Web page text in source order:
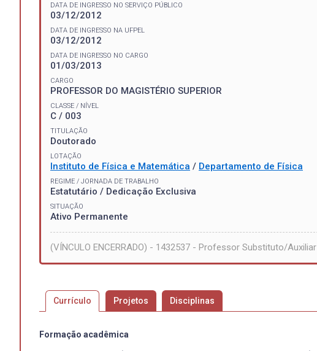
DATA DE INGRESSO NO SERVIÇO PÚBLICO
03/12/2012
DATA DE INGRESSO NA UFPEL
03/12/2012
DATA DE INGRESSO NO CARGO
01/03/2013
CARGO
PROFESSOR DO MAGISTÉRIO SUPERIOR
CLASSE / NÍVEL
C / 003
TITULAÇÃO
Doutorado
LOTAÇÃO
Instituto de Física e Matemática / Departamento de Física
REGIME / JORNADA DE TRABALHO
Estatutário / Dedicação Exclusiva
SITUAÇÃO
Ativo Permanente
(VÍNCULO ENCERRADO) - 1432537 - Professor Substituto/Auxiliar
Currículo Projetos Disciplinas
Formação acadêmica